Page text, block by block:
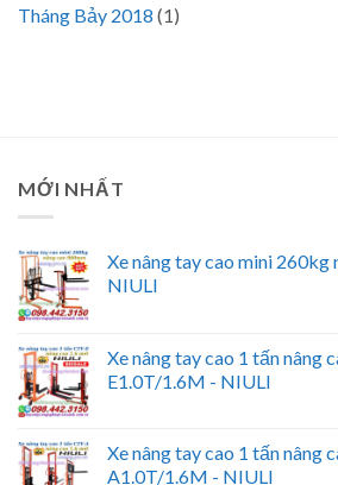
Tháng Bảy 2018 (1)
MỚI NHẤT
Xe nâng tay cao mini 260kg
NIULI
Xe nâng tay cao 1 tấn nâng
E1.0T/1.6M - NIULI
Xe nâng tay cao 1 tấn nâng
A1.0T/1.6M - NIULI